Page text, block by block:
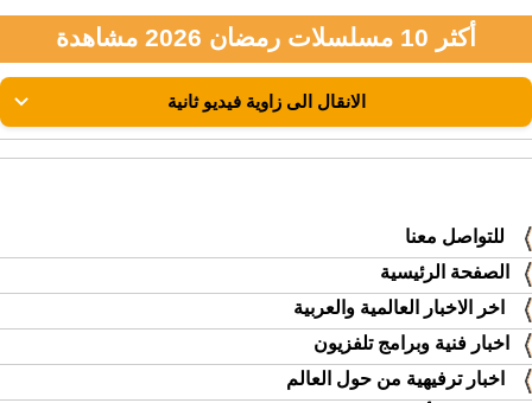
أكثر 10 مسلسلات رمضان 2026 مشاهدة
للتواصل معنا
الصفحة الرئيسية
اخر الاخبار العالمية والعربية
اخبار فنية وبرامج تلفزيون
اخبار ترفيهية من حول العالم